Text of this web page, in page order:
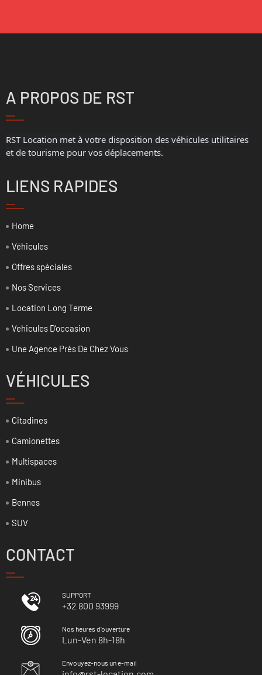
A PROPOS DE RST
RST Location met à votre disposition des véhicules utilitaires
et de tourisme pour vos déplacements.
LIENS RAPIDES
Home
Véhicules
Offres spéciales
Nos Services
Location Long Terme
Vehicules D’occasion
Une Agence Près De Chez Vous
VÉHICULES
Citadines
Camionettes
Multispaces
Minibus
Bennes
SUV
CONTACT
SUPPORT
+32 800 93999
Nos heures d’ouverture
Lun-Ven 8h-18h
Envouyez-nous un e-mail